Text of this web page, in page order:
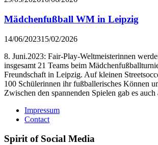
Mädchenfußball WM in Leipzig
14/06/202315/02/2026
8. Juni.2023: Fair-Play-Weltmeisterinnen
insgesamt 21 Teams beim
Freundschaft in Leipzig. Auf kleinen
100 Schülerinnen ihr fußballerisches Können
Zwischen den spannenden Spielen gab es
Impressum
Contact
Spirit of Social Media